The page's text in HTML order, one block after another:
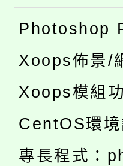
Photoshop
Xoops佈景/
Xoops模組
CentOS環
專長程式：